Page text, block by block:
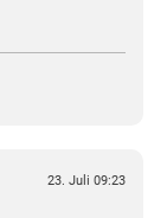
23. Juli 09:23